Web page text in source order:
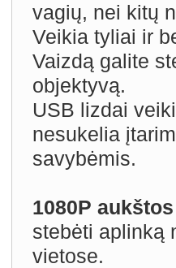
vagių, nei kitų
Veikia tyliai ir
Vaizdą galite
objektyvą.
USB lizdai
nesukelia
savybėmis.
1080P
stebėti aplinką
vietose.